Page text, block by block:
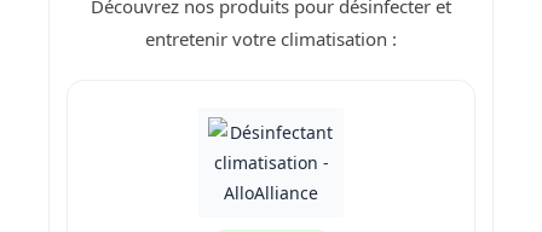
Découvrez nos produits pour désinfecter et
entretenir votre climatisation :